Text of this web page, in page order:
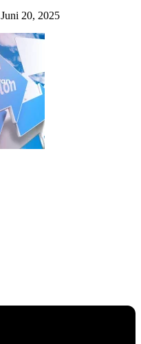
Juni 20, 2025